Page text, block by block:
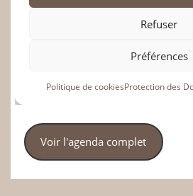
Voir l'agenda complet